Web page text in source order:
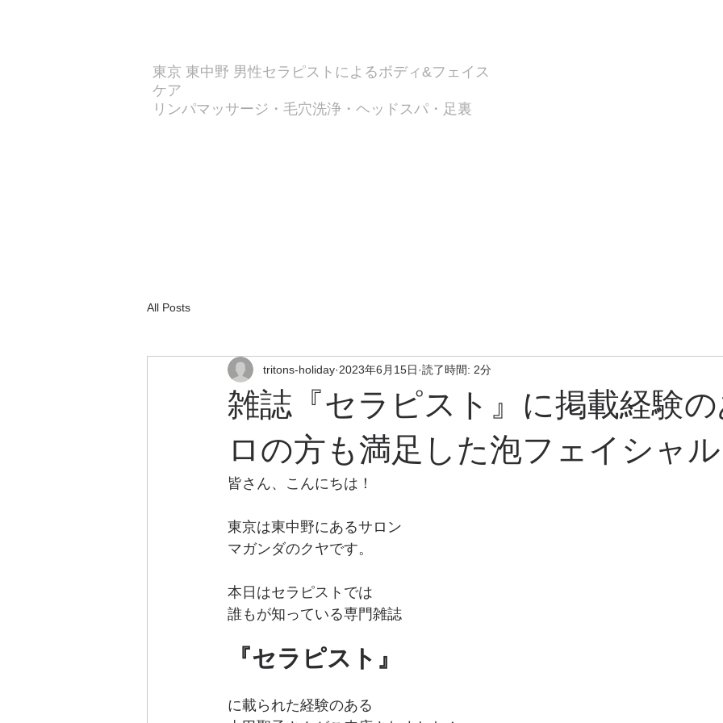
東京 東中野 男性セラピストによるボディ&フェイス
ケア
​リンパマッサージ・毛穴洗浄・ヘッドスパ・足裏
All Posts
雑誌『セラピスト』に掲載経験
ロの方も満足した泡フェイシャル
tritons-holiday 2023年6月15日 読了時間: 2分
皆さん、こんにちは！
東京は東中野にあるサロン
マガンダのクヤです。
本日はセラピストでは
誰もが知っている専門雑誌
『セラピスト』
に載られた経験のある